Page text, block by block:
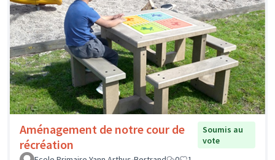
Aménagement de notre cour de
récréation
Soumis au
vote